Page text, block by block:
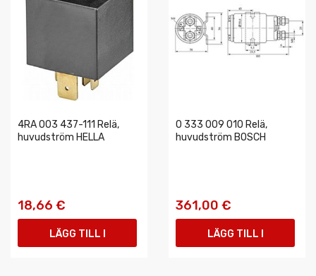
4RA 003 437-111 Relä,
huvudström HELLA
18,66 €
LÄGG TILL I
0 333 009 010 Relä,
huvudström BOSCH
361,00 €
LÄGG TILL I